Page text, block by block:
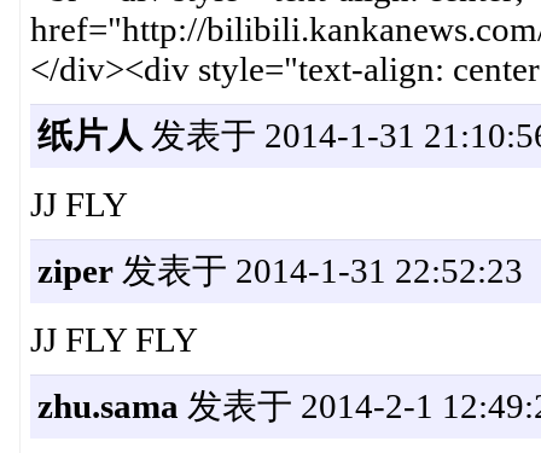
href="http://
</div><div style="text-align:
纸片人 发表于 2014-1-31
JJ FLY
ziper发表于 2014-1-31 22:52:23
JJ FLY FLY
zhu.sama 发表于 2014-2-1